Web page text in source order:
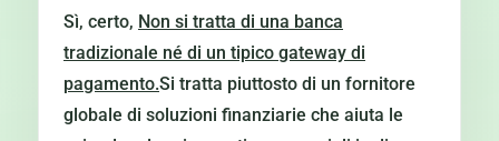
Sì, certo, Non si tratta di una banca
tradizionale né di un tipico gateway di
pagamento.Si tratta piuttosto di un fornitore
globale di soluzioni finanziarie che aiuta le